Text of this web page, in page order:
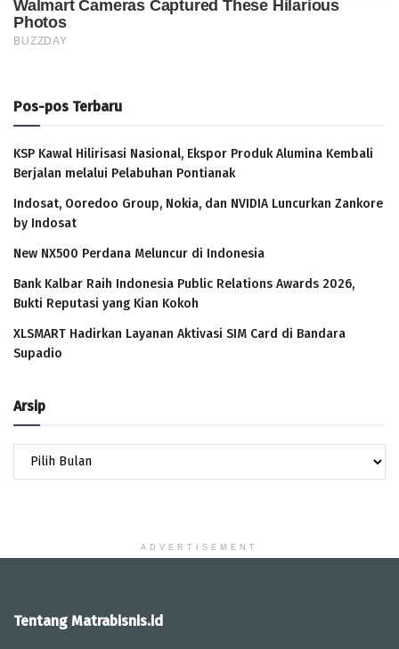
Pos-pos Terbaru
KSP Kawal Hilirisasi Nasional, Ekspor Produk Alumina Kembali
Berjalan melalui Pelabuhan Pontianak
Indosat, Ooredoo Group, Nokia, dan NVIDIA Luncurkan Zankore
by Indosat
New NX500 Perdana Meluncur di Indonesia
Bank Kalbar Raih Indonesia Public Relations Awards 2026,
Bukti Reputasi yang Kian Kokoh
XLSMART Hadirkan Layanan Aktivasi SIM Card di Bandara
Supadio
Arsip
Arsip
ADVERTISEMENT
Tentang Matrabisnis.id